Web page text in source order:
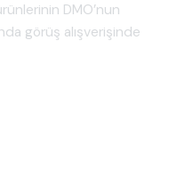
DMO’nun
görüş alışverişinde